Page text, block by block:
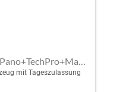
Sportback NEU TDI quattro S line Pano+TechPro+Matrix+AHK+HUD+Alu20+KlimaPlus+DCC+SONOS
mit Tageszulassung